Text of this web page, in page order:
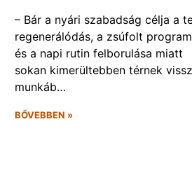
– Bár a nyári szabadság célja a
regenerálódás, a zsúfolt
és a napi rutin felborulása miatt
sokan kimerültebben térnek
munkáb…
BŐVEBBEN »